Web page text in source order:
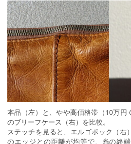
本品（左）と、やや高価格帯（10万円
のブリーフケース（右）を比較。
ステッチを見ると、エルゴポック（右
のエッジとの距離が均等で、糸の終